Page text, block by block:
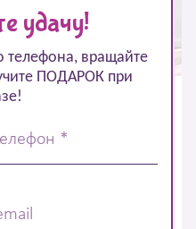
удачу!
телефона, вращайте
ПОДАРОК при
Композиция из шаров
Дива"